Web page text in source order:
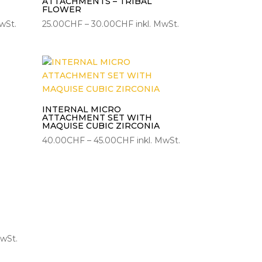
FLOWER
25.00CHF –30.00CHFPreisspanne:
inkl. MwSt.
INTERNAL MICRO
ATTACHMENT SET WITH
MAQUISE CUBIC ZIRCONIA
40.00CHF –45.00CHFPreisspanne:
inkl. MwSt.